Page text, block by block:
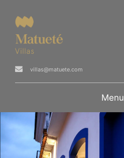
villas@matuete.com
Menu